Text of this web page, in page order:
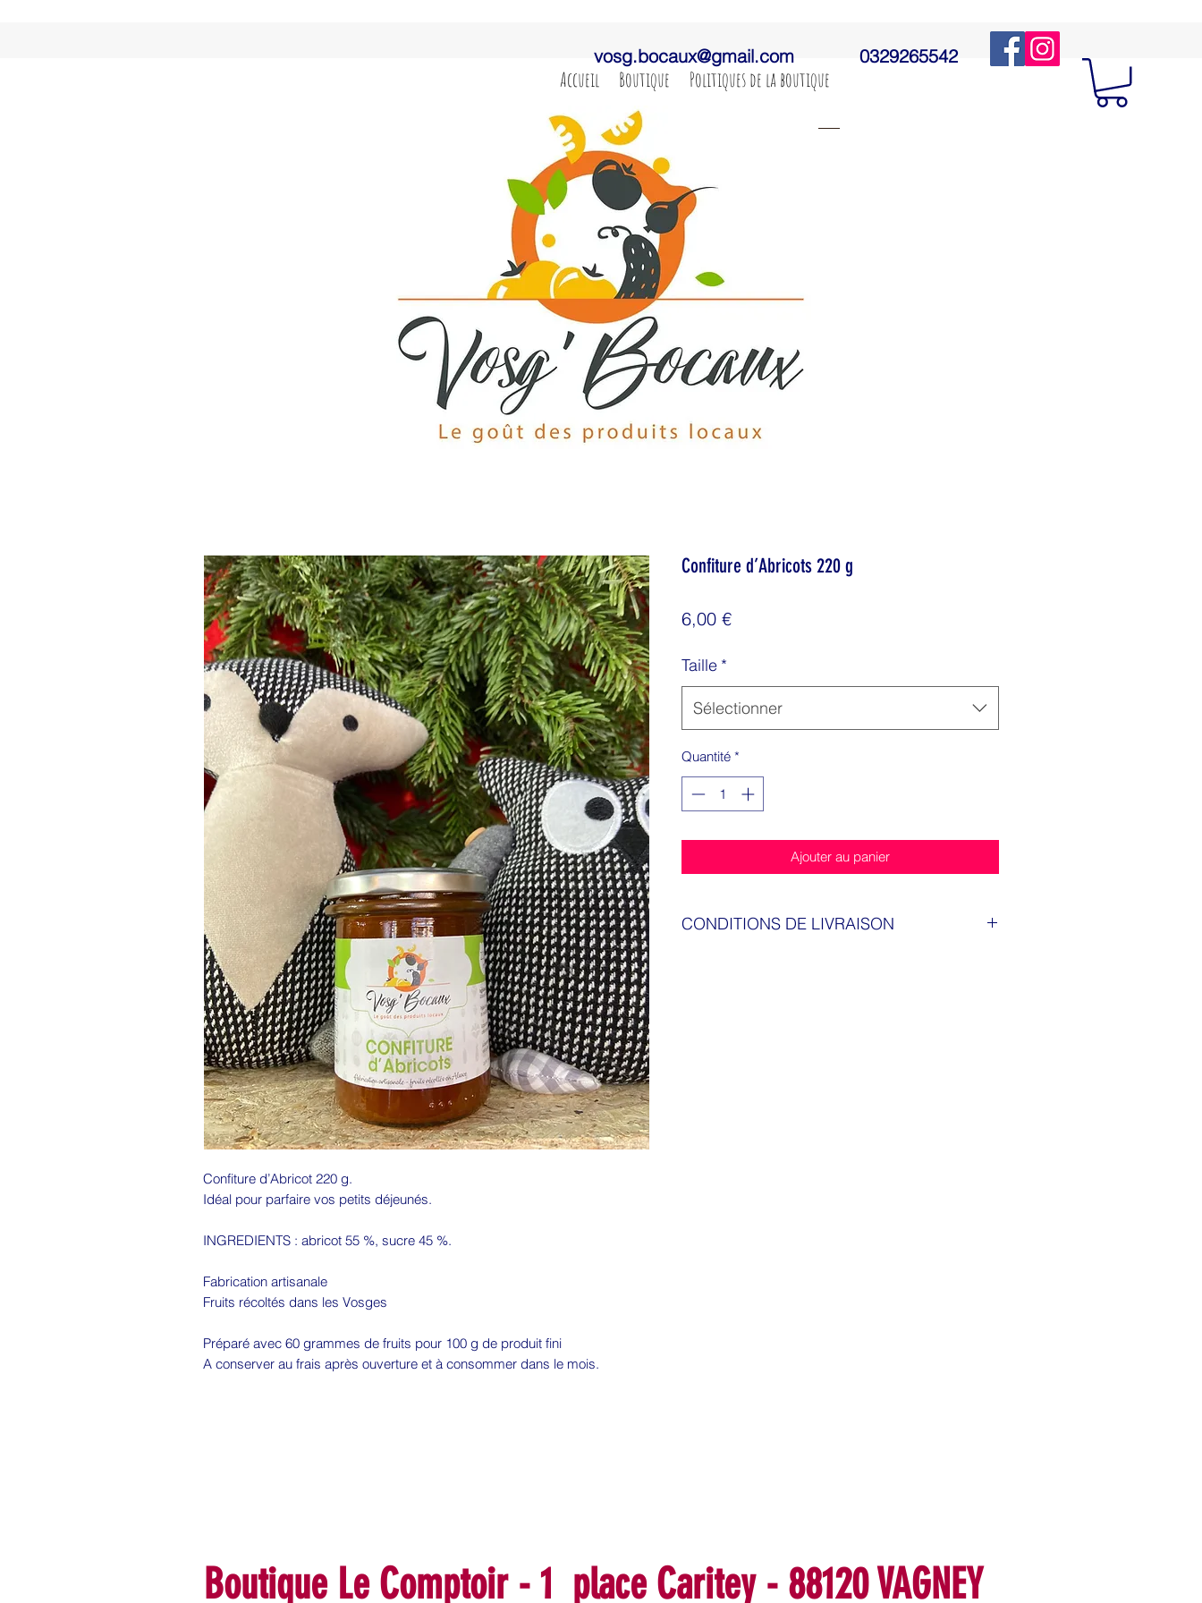
Accueil Boutique Politiques de la boutique
vosg.bocaux@gmail.com 0329265542
Confiture d’Abricot 220 g.
Idéal pour parfaire vos petits déjeunés.
INGREDIENTS : abricot 55 %, sucre 45 %.
Fabrication artisanale
Fruits récoltés dans les Vosges
Préparé avec 60 grammes de fruits pour 100 g de produit fini
A conserver au frais après ouverture et à consommer dans le mois.
Confiture d’Abricots 220 g
6,00 €Prix
Taille *
Sélectionner
Quantité *
Ajouter au panier
CONDITIONS DE LIVRAISON
Boutique Le Comptoir - 1 place Caritey - 88120 VAGNEY